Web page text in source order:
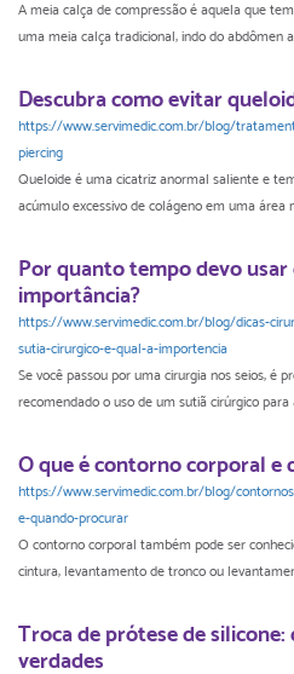
A meia calça de compressão é aquela que
uma meia calça tradicional, indo do abdômen
Descubra como evitar
https://www.servimedic.com.br/blog/
piercing
Queloide é uma cicatriz anormal saliente e
acúmulo excessivo de colágeno em uma área
Por quanto tempo devo
importância?
https://www.servimedic.com.br/blog/dicas-
sutia-cirurgico-e-qual-a-importencia
Se você passou por uma cirurgia nos seios, é
recomendado o uso de um sutiã cirúrgico para
O que é contorno corporal e
https://www.servimedic.com.br/blog/
e-quando-procurar
O contorno corporal também pode ser
cintura, levantamento de tronco ou
Troca de prótese de silicone:
verdades